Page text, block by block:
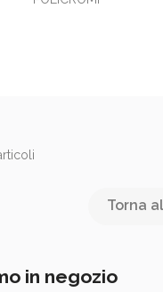
Torna
in negozio